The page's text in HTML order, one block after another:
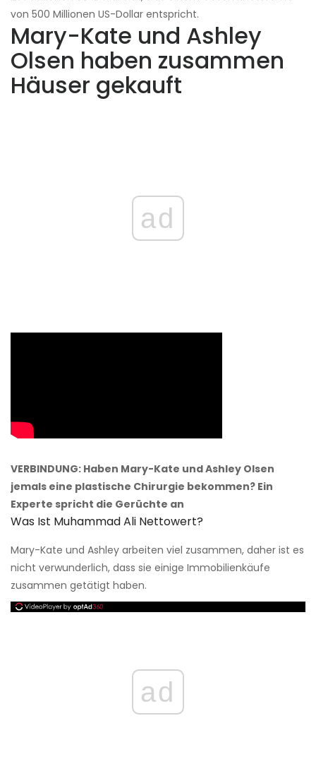
von 500 Millionen US-Dollar entspricht.
Mary-Kate und Ashley
Olsen haben zusammen
Häuser gekauft
ad
VERBINDUNG: Haben Mary-Kate und Ashley Olsen
jemals eine plastische Chirurgie bekommen? Ein
Experte spricht die Gerüchte an
Was Ist Muhammad Ali Nettowert?
Mary-Kate und Ashley arbeiten viel zusammen, daher ist es
nicht verwunderlich, dass sie einige Immobilienkäufe
zusammen getätigt haben.
ad